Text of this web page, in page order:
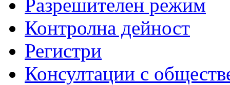
Разрешителен режим
Контролна дейност
Регистри
Консултации с